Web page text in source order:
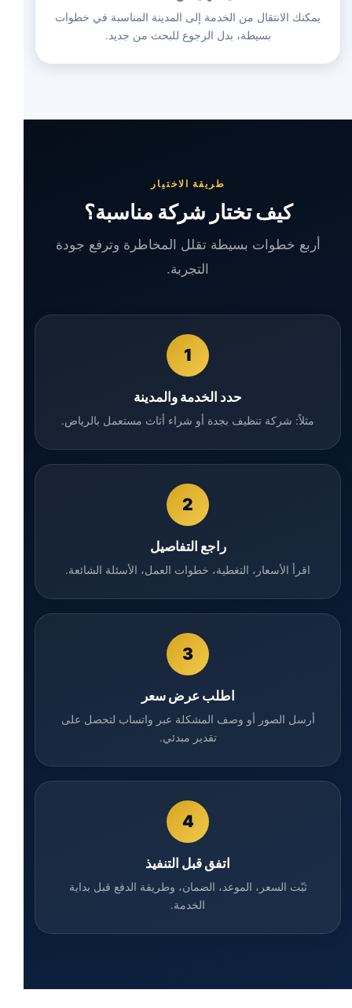
يمكنك الانتقال من الخدمة إلى المدينة المناسبة في خطوات
بسيطة، بدل الرجوع للبحث من جديد.
طريقة الاختيار
كيف تختار شركة مناسبة؟
أربع خطوات بسيطة تقلل المخاطرة وترفع جودة
التجربة.
1
حدد الخدمة والمدينة
مثلاً: شركة تنظيف بجدة أو شراء أثاث مستعمل بالرياض.
2
راجع التفاصيل
اقرأ الأسعار، التغطية، خطوات العمل، الأسئلة الشائعة.
3
اطلب عرض سعر
أرسل الصور أو وصف المشكلة عبر واتساب لتحصل على
تقدير مبدئي.
4
اتفق قبل التنفيذ
ثبّت السعر، الموعد، الضمان، وطريقة الدفع قبل بداية
الخدمة.